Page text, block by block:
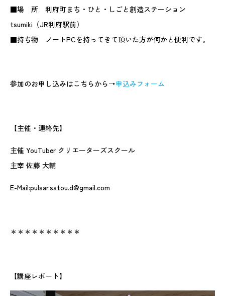
■場 所 利府町まち・ひと・しごと創造ステーション
tsumiki（JR利府駅前）
■持ち物 ノートPCを持ってきて頂いた方が何かと便利です。
参加のお申し込みはこちらから→申込みフォーム
【主催・連絡先】
主催 YouTuber クリエーターズスクール
主宰 佐藤 大輔
E-Mail:pulsar.satou.d@gmail.com
＊＊＊＊＊＊＊＊＊＊
【講座レポート】